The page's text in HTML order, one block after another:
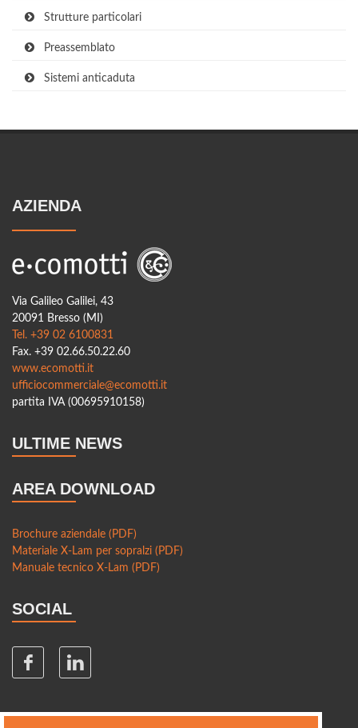
Strutture particolari
Preassemblato
Sistemi anticaduta
AZIENDA
Via Galileo Galilei, 43
20091 Bresso (MI)
Tel. +39 02 6100831
Fax. +39 02.66.50.22.60
www.ecomotti.it
ufficiocommerciale@ecomotti.it
partita IVA (00695910158)
ULTIME NEWS
AREA DOWNLOAD
Brochure aziendale (PDF)
Materiale X-Lam per sopralzi (PDF)
Manuale tecnico X-Lam (PDF)
SOCIAL